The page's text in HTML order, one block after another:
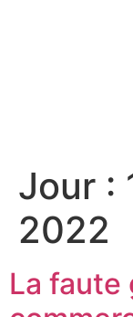
Jour :
2022
La faute